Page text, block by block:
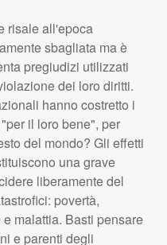
risale all'epoca
sbagliata ma è
pregiudizi utilizzati
dei loro diritti.
hanno costretto i
il loro bene", per
del mondo? Gli effetti
una grave
liberamente del
povertà,
malattia. Basti pensare
e parenti degli